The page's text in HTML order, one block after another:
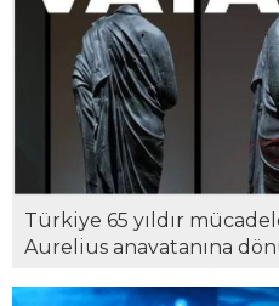
Türkiye 65 yıldır
Aurelius anavatanına